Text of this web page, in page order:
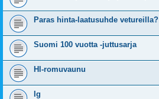
Paras hinta-laatusuhde vetureilla?
Suomi 100 vuotta -juttusarja
Hl-romuvaunu
Ig